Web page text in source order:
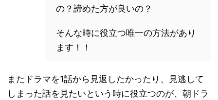
の？諦めた方が良いの？
そんな時に役立つ唯一の方法があり
ます！！
またドラマを1話から見返したかったり、見逃して
しまった話を見たいという時に役立つのが、朝ドラ